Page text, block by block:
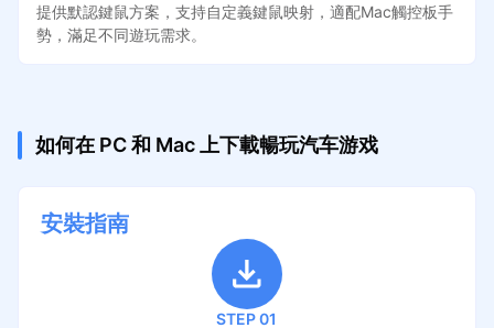
提供默認鍵鼠方案，支持自定義鍵鼠映射，適配Mac觸控板手
勢，滿足不同遊玩需求。
如何在 PC 和 Mac 上下載暢玩汽车游戏
安裝指南
STEP 01